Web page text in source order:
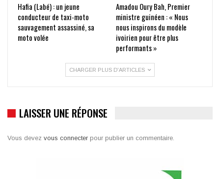
Hafia (Labé) : un jeune
conducteur de taxi-moto
sauvagement assassiné, sa
moto volée
Amadou Oury Bah, Premier
ministre guinéen : « Nous
nous inspirons du modèle
ivoirien pour être plus
performants »
CHARGER PLUS D'ARTICLES
LAISSER UNE RÉPONSE
Vous devez vous connecter pour publier un commentaire.